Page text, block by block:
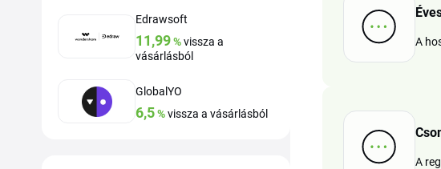
Edrawsoft
11,99%vissza a
vásárlásból
GlobalYO
6,5%vissza a vásárlásból
A
A